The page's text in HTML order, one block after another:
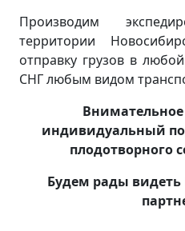
Производим
территории
отправку грузов в
СНГ любым видом
индивидуальный
плодотворного
Будем рады